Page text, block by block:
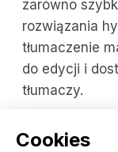
Cookies
zarówno
rozwiązania
tłumaczenie
do edycji i
tłumaczy.